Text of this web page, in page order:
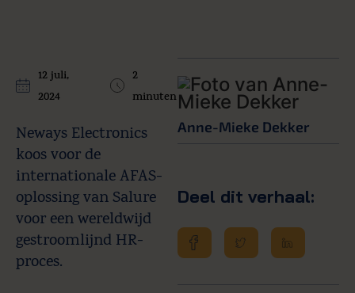
12 juli,
2024
2
minuten
Neways Electronics
koos voor de
internationale AFAS-
oplossing van Salure
voor een wereldwijd
gestroomlijnd HR-
proces.
Anne-Mieke Dekker
Deel dit verhaal: